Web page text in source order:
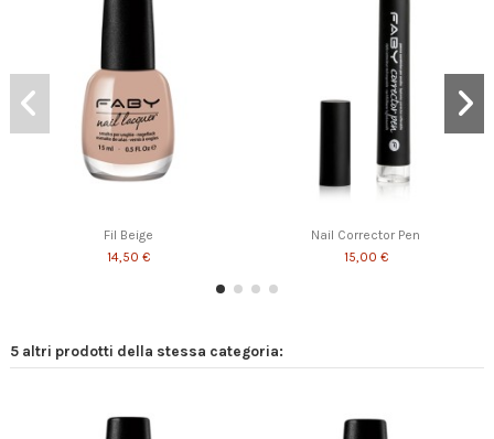
Rosebud
14,50 €
Hakuna Matata
Green Thumb
14,50 €
Fil Beige
14,50 €
Nail Corrector Pen
15,00 €
5 altri prodotti della stessa categoria: